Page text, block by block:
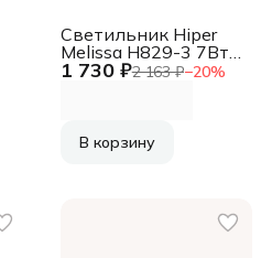
1 730 ₽2 163 ₽−20%
Светильник Hiper
Melissa H829-3 7Вт
4000K цв.св.:белый
В корзину